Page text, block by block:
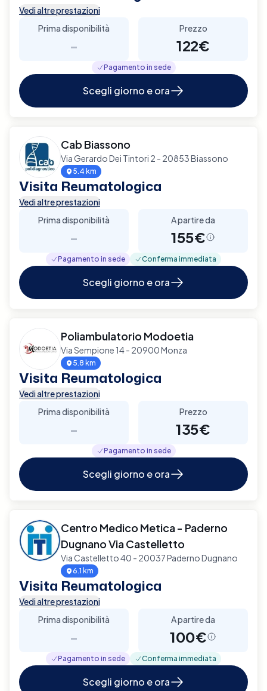
Vedi altre prestazioni
Prima disponibilità
-
Prezzo
122€
Pagamento in sede
Scegli giorno e ora
Cab Biassono
Via Gerardo Dei Tintori 2 - 20853 Biassono
5.4 km
Visita Reumatologica
Vedi altre prestazioni
Prima disponibilità
-
A partire da
155€
Pagamento in sede Conferma immediata
Scegli giorno e ora
Poliambulatorio Modoetia
Via Sempione 14 - 20900 Monza
5.8 km
Visita Reumatologica
Vedi altre prestazioni
Prima disponibilità
-
Prezzo
135€
Pagamento in sede
Scegli giorno e ora
Centro Medico Metica - Paderno
Dugnano Via Castelletto
Via Castelletto 40 - 20037 Paderno Dugnano
6.1 km
Visita Reumatologica
Vedi altre prestazioni
Prima disponibilità
-
A partire da
100€
Pagamento in sede Conferma immediata
Scegli giorno e ora